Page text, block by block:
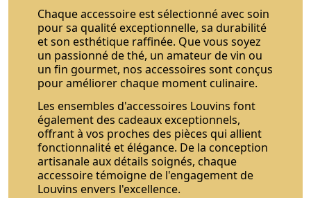
Chaque accessoire est sélectionné avec soin
pour sa qualité exceptionnelle, sa durabilité
et son esthétique raffinée. Que vous soyez
un passionné de thé, un amateur de vin ou
un fin gourmet, nos accessoires sont conçus
pour améliorer chaque moment culinaire.
Les ensembles d'accessoires Louvins font
également des cadeaux exceptionnels,
offrant à vos proches des pièces qui allient
fonctionnalité et élégance. De la conception
artisanale aux détails soignés, chaque
accessoire témoigne de l'engagement de
Louvins envers l'excellence.